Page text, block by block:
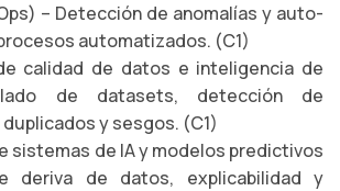
– Detección de anomalías y auto-
automatizados. (C1)
calidad de datos e inteligencia de
de datasets, detección de
y sesgos. (C1)
sistemas de IA y modelos predictivos
deriva de datos, explicabilidad y